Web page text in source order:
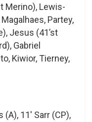
Merino), Lewis-
Partey,
Jesus (41’st
Gabriel
Kiwior, Tierney,
(A), 11′ Sarr (CP),